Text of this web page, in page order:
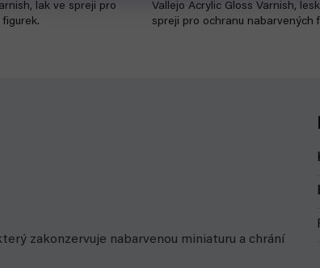
lak ve spreji pro
Vallejo Acrylic Gloss Varnish,
spreji pro ochranu nabarvených
zakonzervuje nabarvenou miniaturu a chrání